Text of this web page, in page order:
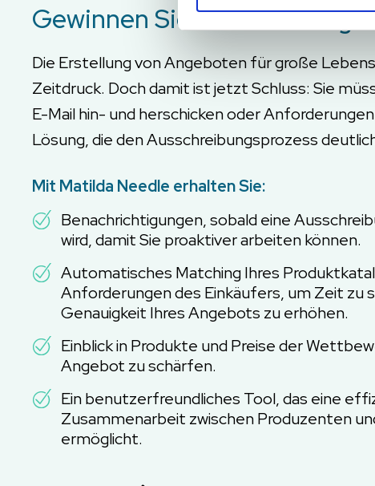
Gewinnen Sie mehr
Die Erstellung von Angeboten für große
Zeitdruck. Doch damit ist jetzt Schluss: Sie
E-Mail hin- und herschicken oder
Lösung, die den Ausschreibungsprozess
Mit Matilda Needle erhalten Sie:
Benachrichtigungen, sobald eine
wird, damit Sie proaktiver arbeiten können.
Automatisches Matching Ihres
Anforderungen des Einkäufers, um Zeit zu
Genauigkeit Ihres Angebots zu erhöhen.
Einblick in Produkte und Preise der
Angebot zu schärfen.
Ein benutzerfreundliches Tool, das eine
Zusammenarbeit zwischen Produzenten
ermöglicht.